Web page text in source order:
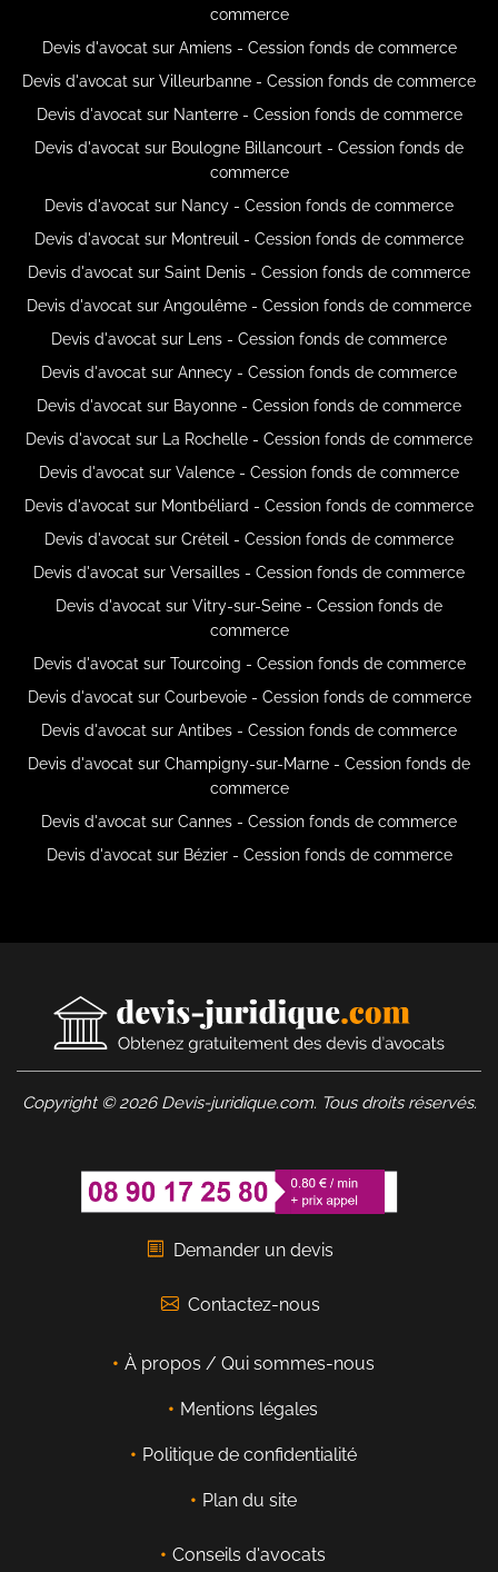
commerce
Devis d'avocat sur Amiens - Cession fonds de commerce
Devis d'avocat sur Villeurbanne - Cession fonds de commerce
Devis d'avocat sur Nanterre - Cession fonds de commerce
Devis d'avocat sur Boulogne Billancourt - Cession fonds de
commerce
Devis d'avocat sur Nancy - Cession fonds de commerce
Devis d'avocat sur Montreuil - Cession fonds de commerce
Devis d'avocat sur Saint Denis - Cession fonds de commerce
Devis d'avocat sur Angoulême - Cession fonds de commerce
Devis d'avocat sur Lens - Cession fonds de commerce
Devis d'avocat sur Annecy - Cession fonds de commerce
Devis d'avocat sur Bayonne - Cession fonds de commerce
Devis d'avocat sur La Rochelle - Cession fonds de commerce
Devis d'avocat sur Valence - Cession fonds de commerce
Devis d'avocat sur Montbéliard - Cession fonds de commerce
Devis d'avocat sur Créteil - Cession fonds de commerce
Devis d'avocat sur Versailles - Cession fonds de commerce
Devis d'avocat sur Vitry-sur-Seine - Cession fonds de
commerce
Devis d'avocat sur Tourcoing - Cession fonds de commerce
Devis d'avocat sur Courbevoie - Cession fonds de commerce
Devis d'avocat sur Antibes - Cession fonds de commerce
Devis d'avocat sur Champigny-sur-Marne - Cession fonds de
commerce
Devis d'avocat sur Cannes - Cession fonds de commerce
Devis d'avocat sur Bézier - Cession fonds de commerce
Copyright © 2026 Devis-juridique.com. Tous droits réservés.
Demander un devis
Contactez-nous
À propos / Qui sommes-nous
Mentions légales
Politique de confidentialité
Plan du site
Conseils d'avocats